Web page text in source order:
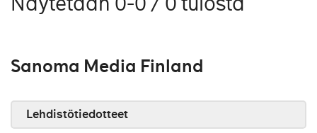
Sanoma Media Finland
Lehdistötiedotteet